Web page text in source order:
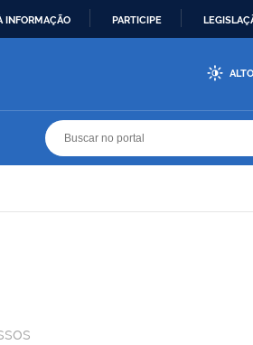
INFORMAÇÃO PARTICIPE